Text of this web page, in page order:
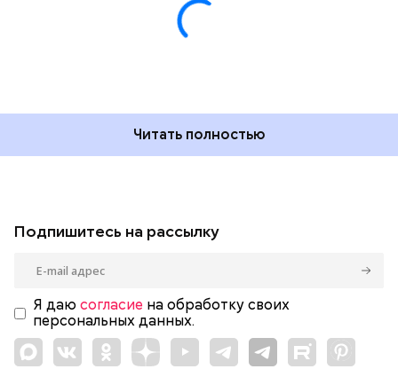
Читать полностью
Подпишитесь на рассылку
Я даю согласие на обработку своих
персональных данных.